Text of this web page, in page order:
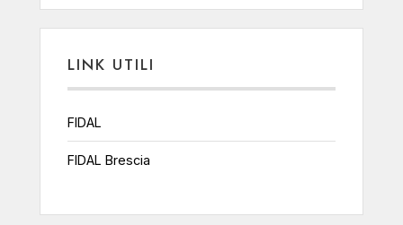
LINK UTILI
FIDAL
FIDAL Brescia